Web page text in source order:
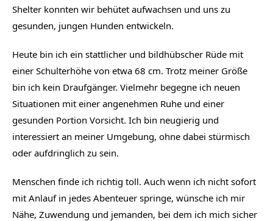
Shelter konnten wir behütet aufwachsen und uns zu
gesunden, jungen Hunden entwickeln.
Heute bin ich ein stattlicher und bildhübscher Rüde mit
einer Schulterhöhe von etwa 68 cm. Trotz meiner Größe
bin ich kein Draufgänger. Vielmehr begegne ich neuen
Situationen mit einer angenehmen Ruhe und einer
gesunden Portion Vorsicht. Ich bin neugierig und
interessiert an meiner Umgebung, ohne dabei stürmisch
oder aufdringlich zu sein.
Menschen finde ich richtig toll. Auch wenn ich nicht sofort
mit Anlauf in jedes Abenteuer springe, wünsche ich mir
Nähe, Zuwendung und jemanden, bei dem ich mich sicher